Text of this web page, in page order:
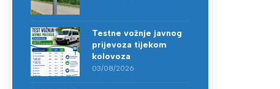
Testne vožnje javnog
prijevoza tijekom
kolovoza
03/08/2026